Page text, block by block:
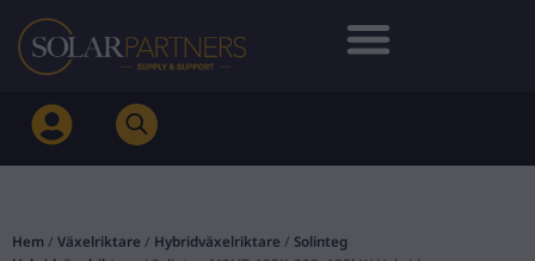
Hoppa
innehåll
Hem / Växelriktare / Hybridväxelriktare / Solinteg